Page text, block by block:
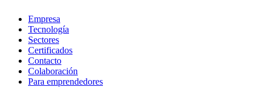
Empresa
Tecnología
Sectores
Certificados
Contacto
Colaboración
Para emprendedores